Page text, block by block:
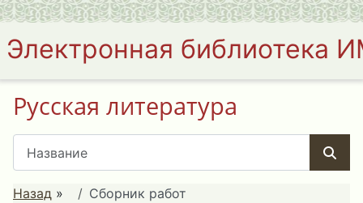
Электронная библиотека
Русская литература
Назад » Сборник работ